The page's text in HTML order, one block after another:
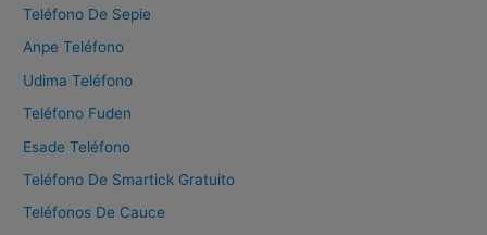
Teléfono De Sepie
Anpe Teléfono
Udima Teléfono
Teléfono Fuden
Esade Teléfono
Teléfono De Smartick Gratuito
Teléfonos De Cauce